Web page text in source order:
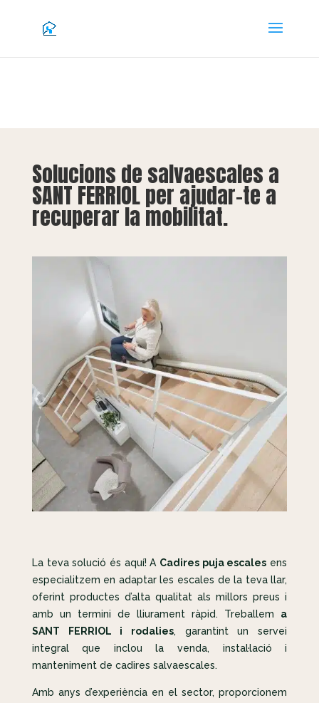
Solucions de salvaescales a
SANT FERRIOL per ajudar-te a
recuperar la mobilitat.
La teva solució és aquí! A Cadires puja escales ens
especialitzem en adaptar les escales de la teva llar,
oferint productes d’alta qualitat als millors preus i
amb un termini de lliurament ràpid. Treballem a
SANT FERRIOL i rodalies, garantint un servei
integral que inclou la venda, instal·lació i
manteniment de cadires salvaescales.
Amb anys d’experiència en el sector, proporcionem